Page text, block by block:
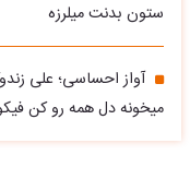
ستون بدنت میلرزه
آواز احساسی؛ علی
میخونه دل همه رو کن